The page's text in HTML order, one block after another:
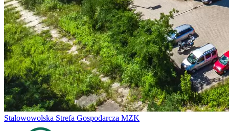
Stalowowolska Strefa Gospodarcza MZK